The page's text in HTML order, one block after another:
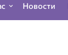
Новости